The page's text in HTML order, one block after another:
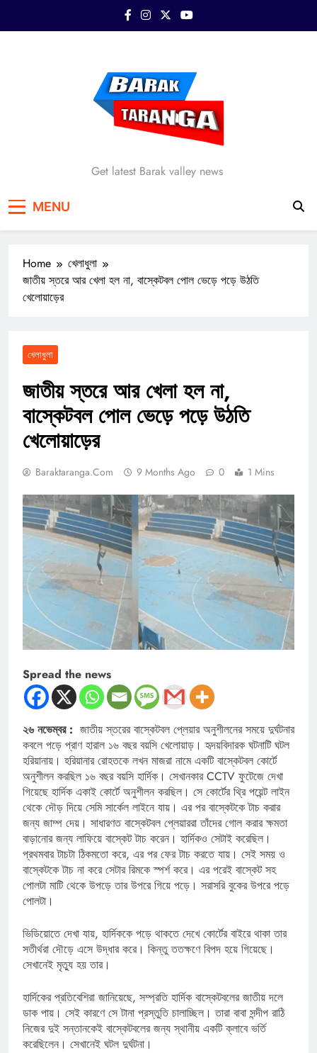
Barak Taranga
Get latest Barak valley news
MENU
Home
খেলাধুলা
জাতীয় স্তরে আর খেলা হল না, বাস্কেটবল পোল ভেড়ে পড়ে উঠতি
খেলোয়াড়ের
খেলাধুলা
জাতীয় স্তরে আর খেলা হল না,
বাস্কেটবল পোল ভেড়ে পড়ে উঠতি
খেলোয়াড়ের
Baraktaranga.com 9 Months Ago 0 1 Mins
Spread the news
২৬ নভেম্বর : জাতীয় স্তরের বাস্কেটবল প্লেয়ার অনুশীলনের সময়ে দুর্ঘটনার
কবলে পড়ে প্রাণ হারাল ১৬ বছর বয়সি খেলোয়াড়। হৃদয়বিদারক ঘটনাটি ঘটল
হরিয়ানায়। হরিয়ানার রোহতকে লখন মাজরা নামে একটি বাস্কেটবল কোর্টে
অনুশীলন করছিল ১৬ বছর বয়সি হার্দিক। সেখানকার CCTV ফুটেজে দেখা
গিয়েছে হার্দিক একাই কোর্টে অনুশীলন করছিল। সে কোর্টের থ্রি পয়েন্ট লাইন
থেকে দৌড় দিয়ে সেমি সার্কেল লাইনে যায়। এর পর বাস্কেটকে টাচ করার
জন্য জাম্প দেয়। সাধারণত বাস্কেটবল প্লেয়াররা তাঁদের গোল করার ক্ষমতা
বাড়ানোর জন্য লাফিয়ে বাস্কেট টাচ করেন। হার্দিকও সেটাই করেছিল।
প্রথমবার টাচটা ঠিকমতো করে, এর পর ফের টাচ করতে যায়। সেই সময় ও
বাস্কেটকে টাচ না করে সেটার রিমকে স্পর্শ করে। এর পরেই বাস্কেট সহ
পোলটা মাটি থেকে উপড়ে তার উপরে গিয়ে পড়ে। সরাসরি বুকের উপরে পড়ে
পোলটা।
ভিডিয়োতে দেখা যায়, হার্দিককে পড়ে থাকতে দেখে কোর্টের বাইরে থাকা তার
সতীর্থরা দৌড়ে এসে উদ্ধার করে। কিন্তু ততক্ষণে বিপদ হয়ে গিয়েছে।
সেখানেই মৃত্যু হয় তার।
হার্দিকের প্রতিবেশিরা জানিয়েছে, সম্প্রতি হার্দিক বাস্কেটবলের জাতীয় দলে
ডাক পায়। সেই কারণে সে টানা প্রস্তুতি চালাচ্ছিল। তারা বাবা সন্দীপ রাঠি
নিজের দুই সন্তানকেই বাস্কেটবলের জন্য স্থানীয় একটি ক্লাবে ভর্তি
করেছিলেন। সেখানেই ঘটল দুর্ঘটনা।